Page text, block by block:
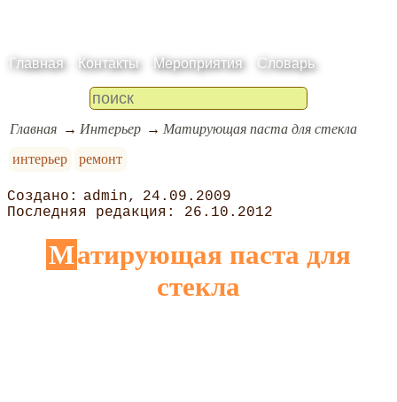
Главная Контакты Мероприятия Словарь
Главная Интерьер
Матирующая паста для стекла
интерьер
ремонт
admin
24.09.2009
26.10.2012
Матирующая паста для
стекла